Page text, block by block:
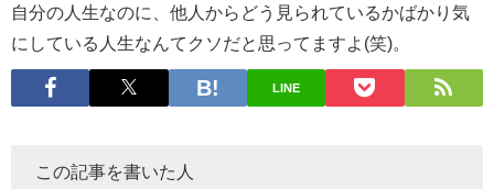
自分の人生なのに、他人からどう見られているかばかり気
にしている人生なんてクソだと思ってますよ(笑)。
LINE
この記事を書いた人